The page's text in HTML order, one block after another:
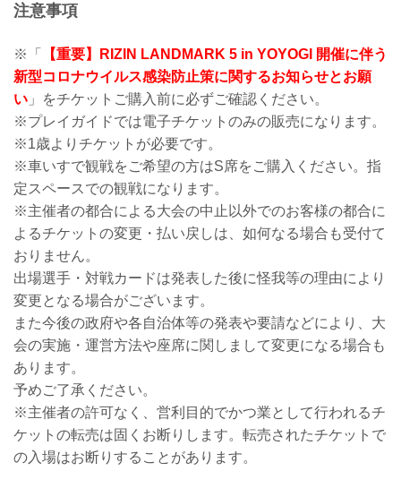
注意事項
※「
【重要】RIZIN LANDMARK 5 in YOYOGI 開催に伴う
新型コロナウイルス感染防止策に関するお知らせとお願
い 」をチケットご購入前に必ずご確認ください。
※プレイガイドでは電子チケットのみの販売になります。
※1歳よりチケットが必要です。
※車いすで観戦をご希望の方はS席をご購入ください。指
定スペースでの観戦になります。
※主催者の都合による大会の中止以外でのお客様の都合に
よるチケットの変更・払い戻しは、如何なる場合も受付て
おりません。
出場選手・対戦カードは発表した後に怪我等の理由により
変更となる場合がございます。
また今後の政府や各自治体等の発表や要請などにより、大
会の実施・運営方法や座席に関しまして変更になる場合も
あります。
予めご了承ください。
※主催者の許可なく、営利目的でかつ業として行われるチ
ケットの転売は固くお断りします。転売されたチケットで
の入場はお断りすることがあります。